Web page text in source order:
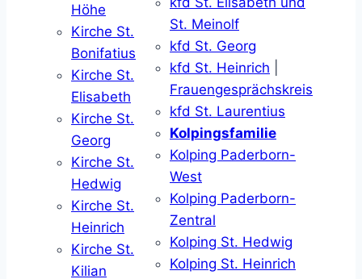
Höhe
Kirche St.
Bonifatius
Kirche St.
Elisabeth
Kirche St.
Georg
Kirche St.
Hedwig
Kirche St.
Heinrich
Kirche St.
Kilian
St. Meinolf
kfd St. Georg
kfd St. Heinrich
Frauengesprächskreis
kfd St. Laurentius
Kolpingsfamilie
Kolping Paderborn-
West
Kolping Paderborn-
Zentral
Kolping St. Hedwig
Kolping St. Heinrich